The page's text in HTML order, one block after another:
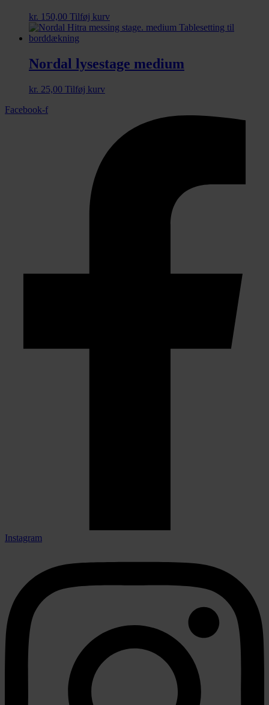
kr. 150,00 Tilføj kurv
Nordal lysestage medium
kr. 25,00 Tilføj kurv
Facebook-f
Instagram